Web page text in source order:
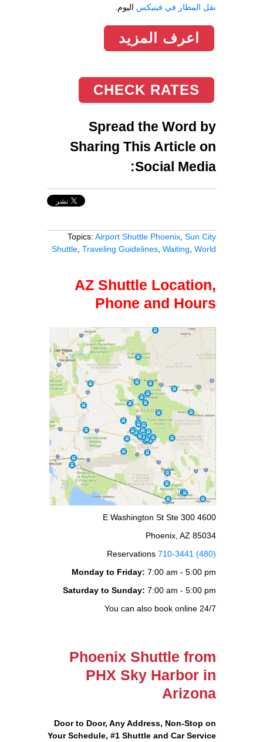
نقل المطار في فينيكس اليوم.
اعرف المزيد
CHECK RATES
Spread the Word by
Sharing This Article on
Social Media:
Topics: Airport Shuttle Phoenix Sun City
Shuttle Traveling Guidelines Waiting World
AZ Shuttle Location,
Phone and Hours
4600 E Washington St Ste 300
Phoenix, AZ 85034
(480) 710-3441
Monday to Friday: 7:00 am - 5:00 pm
Saturday to Sunday: 7:00 am - 5:00 pm
You can also book online 24/7
Phoenix Shuttle from
PHX Sky Harbor in
Arizona
Door to Door, Any Address, Non-Stop on
Your Schedule, #1 Shuttle and Car Service